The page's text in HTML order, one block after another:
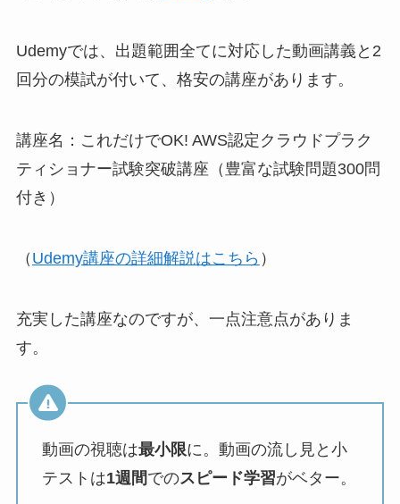
Udemyでは、出題範囲全てに対応した動画講義と2
回分の模試が付いて、格安の講座があります。
講座名：これだけでOK! AWS認定クラウドプラク
ティショナー試験突破講座（豊富な試験問題300問
付き）
（ Udemy講座の詳細解説はこちら ）
充実した講座なのですが、一点注意点がありま
す。
動画の視聴は最小限に。動画の流し見と小
テストは1週間でのスピード学習がベター。